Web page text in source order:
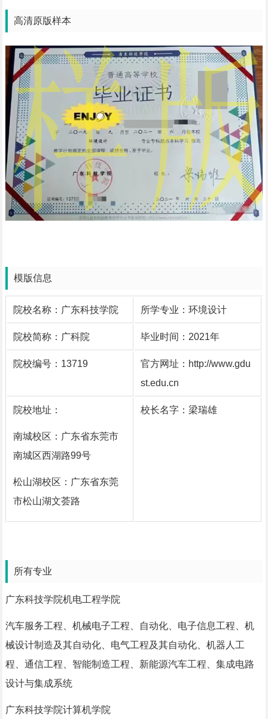
高清原版样本
模版信息
院校名称：广东科技学院 所学专业：环境设计
院校简称：广科院 毕业时间：2021年
院校编号：13719
官方网址：http://www.gdu
st.edu.cn
院校地址：
南城校区：广东省东莞市
南城区西湖路99号
松山湖校区：广东省东莞
市松山湖文荟路
校长名字：梁瑞雄
所有专业
广东科技学院机电工程学院
汽车服务工程、机械电子工程、自动化、电子信息工程、机
械设计制造及其自动化、电气工程及其自动化、机器人工
程、通信工程、智能制造工程、新能源汽车工程、集成电路
设计与集成系统
广东科技学院计算机学院